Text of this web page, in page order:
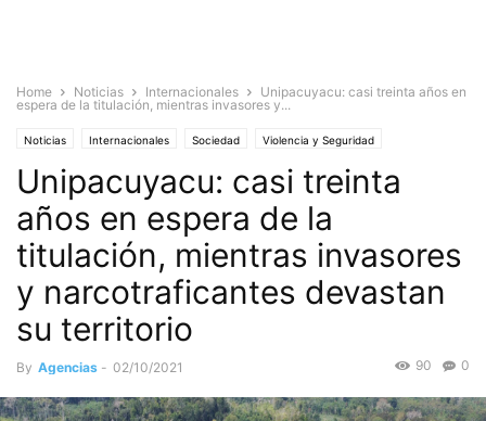
Home Noticias Internacionales
Unipacuyacu: casi treinta años en
espera de la titulación, mientras invasores y...
Noticias Internacionales Sociedad Violencia y Seguridad
Unipacuyacu: casi treinta
años en espera de la
titulación, mientras invasores
y narcotraficantes devastan
su territorio
By Agencias - 02/10/2021 0
90